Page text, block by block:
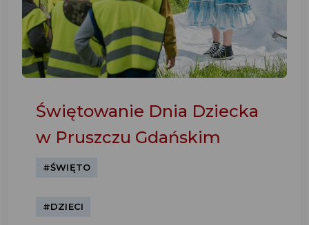
Świętowanie Dnia Dziecka
w Pruszczu Gdańskim
#ŚWIĘTO
#DZIECI